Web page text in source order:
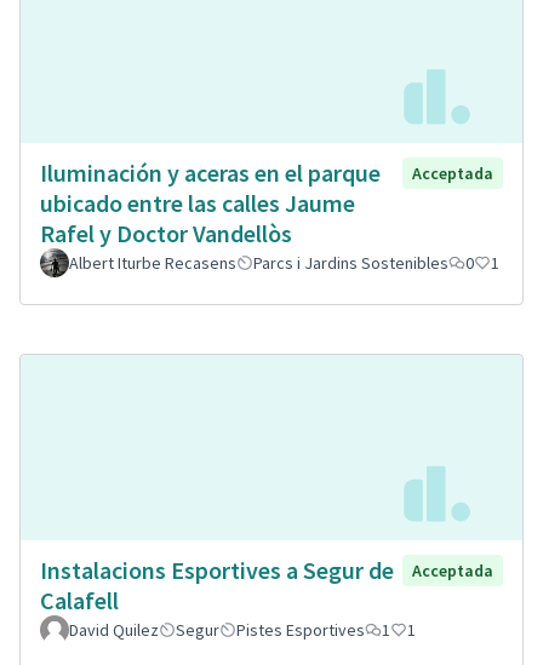
Iluminación y aceras en el parque
ubicado entre las calles Jaume
Rafel y Doctor Vandellòs
Acceptada
Albert Iturbe Recasens Parcs i Jardins Sostenibles 0 1
Instalacions Esportives a Segur de
Calafell
Acceptada
David Quilez Segur Pistes Esportives 1 1